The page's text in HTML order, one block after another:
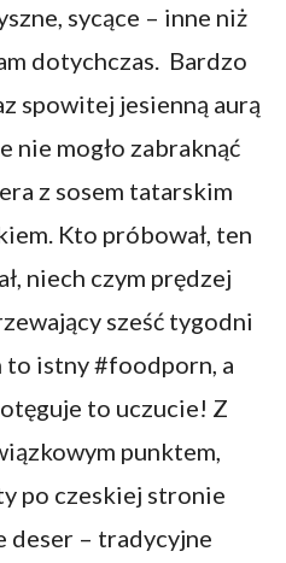
sycące – inne niż
dotychczas. Bardzo
spowitej jesienną aurą
nie mogło zabraknąć
z sosem tatarskim
Kto próbował, ten
niech czym prędzej
sześć tygodni
to istny #foodporn, a
to uczucie! Z
punktem,
po czeskiej stronie
deser – tradycyjne